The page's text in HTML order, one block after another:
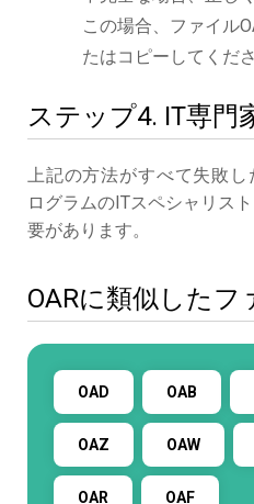
この場合、ファイル
たはコピーしてくださ
ステップ4. IT専門
上記の方法がすべて失敗し
ログラムのITスペシャリス
要があります。
OARに類似したフ
OAD OAB
OAZ OAW
OAR OAF